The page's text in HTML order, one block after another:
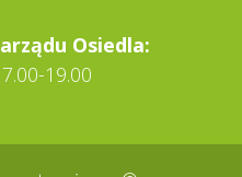
Osiedla:
19.00